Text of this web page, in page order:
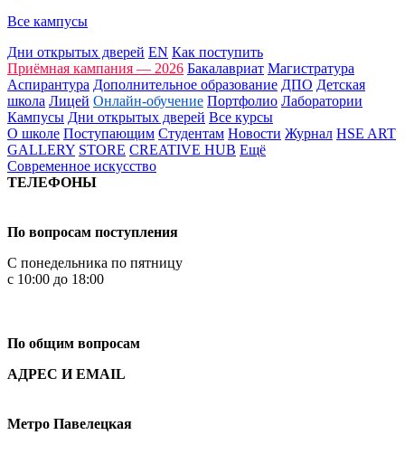
Все кампусы
Дни открытых дверей EN Как поступить
Приёмная кампания — 2026 Бакалавриат Магистратура
Аспирантура Дополнительное образование ДПО Детская
школа Лицей Онлайн-обучение Портфолио Лаборатории
Кампусы Дни открытых дверей Все курсы
О школе Поступающим Студентам Новости Журнал HSE ART
GALLERY STORE CREATIVE HUB Ещё
Современное искусство
ТЕЛЕФОНЫ
По вопросам поступления
С понедельника по пятницу
с 10:00 до 18:00
По общим вопросам
АДРЕС И EMAIL
Метро Павелецкая